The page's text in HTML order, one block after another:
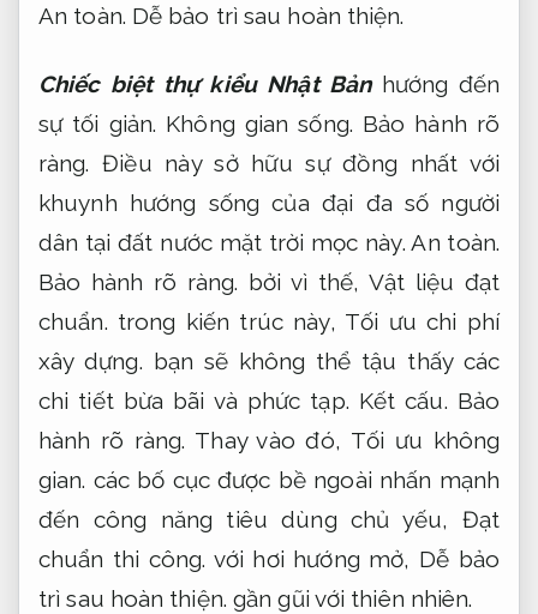
An toàn. Dễ bảo trì sau hoàn thiện.
Chiếc biệt thự kiểu Nhật Bảnhướng đến
sự tối giản. Không gian sống. Bảo hành rõ
ràng. Điều này sở hữu sự đồng nhất với
khuynh hướng sống của đại đa số người
dân tại đất nước mặt trời mọc này.An toàn.
Bảo hành rõ ràng. bởi vì thế, Vật liệu đạt
chuẩn. trong kiến trúc này, Tối ưu chi phí
xây dựng. bạn sẽ không thể tậu thấy các
chi tiết bừa bãi và phức tạp. Kết cấu. Bảo
hành rõ ràng. Thay vào đó, Tối ưu không
gian. các bố cục được bề ngoài nhấn mạnh
đến công năng tiêu dùng chủ yếu, Đạt
chuẩn thi công. với hơi hướng mở, Dễ bảo
trì sau hoàn thiện. gần gũi với thiên nhiên.